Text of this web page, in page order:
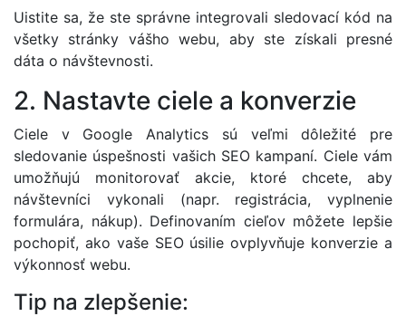
Uistite sa, že ste správne integrovali sledovací kód na
všetky stránky vášho webu, aby ste získali presné
dáta o návštevnosti.
2. Nastavte ciele a konverzie
Ciele v Google Analytics sú veľmi dôležité pre
sledovanie úspešnosti vašich SEO kampaní. Ciele vám
umožňujú monitorovať akcie, ktoré chcete, aby
návštevníci vykonali (napr. registrácia, vyplnenie
formulára, nákup). Definovaním cieľov môžete lepšie
pochopiť, ako vaše SEO úsilie ovplyvňuje konverzie a
výkonnosť webu.
Tip na zlepšenie: